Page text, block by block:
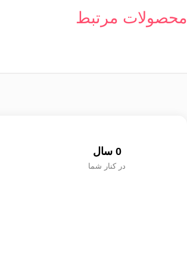
محصولات مرتبط
در کنار شما
0 سال